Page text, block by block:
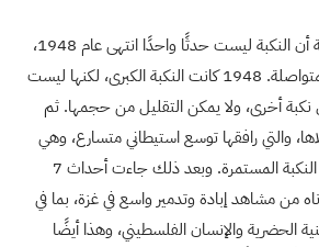
ومن ناحية أخرى، المشكلة أن النكبة ليست حدثًا واحدًا انتهى عام 1948،
بل سلسلة من النكبات المتواصلة. 1948 كانت النكبة الكبرى، لكنها ليست
عام 1967 شكّل نكبة أخرى، ولا يمكن التقليل من حجمها. ثم
والتي رافقها توسع استيطاني متسارع، وهي
برأيي شكل آخر من أشكال النكبة المستمرة. وبعد ذلك جاءت أحداث 7
من مشاهد إبادة وتدمير واسع في غزة، بما في
الحضرية والإنسان الفلسطيني، وهذا أيضًا